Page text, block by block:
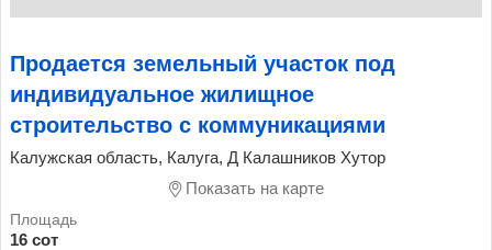
Продается земельный участок под
индивидуальное жилищное
строительство с коммуникациями
Калужская область, Калуга, Д Калашников Хутор
Показать на карте
16 сот